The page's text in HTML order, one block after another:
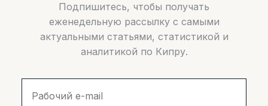
Подпишитесь, чтобы получать
еженедельную рассылку с самыми
актуальными статьями, статистикой и
аналитикой по Кипру.